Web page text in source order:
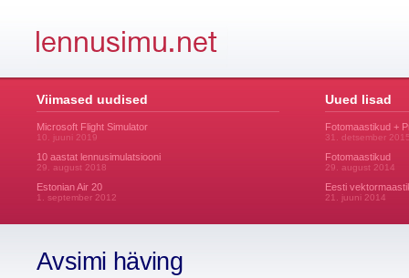
Viimased uudised
Microsoft Flight Simulator
10. juuni 2019
10 aastat lennusimulatsiooni
29. august 2018
Estonian Air 20
1. september 2012
Uued lisad
Fotomaastikud +
31. detsember
Fotomaastikud
29. august 2014
Eesti
21. juuni 2014
Avsimi häving